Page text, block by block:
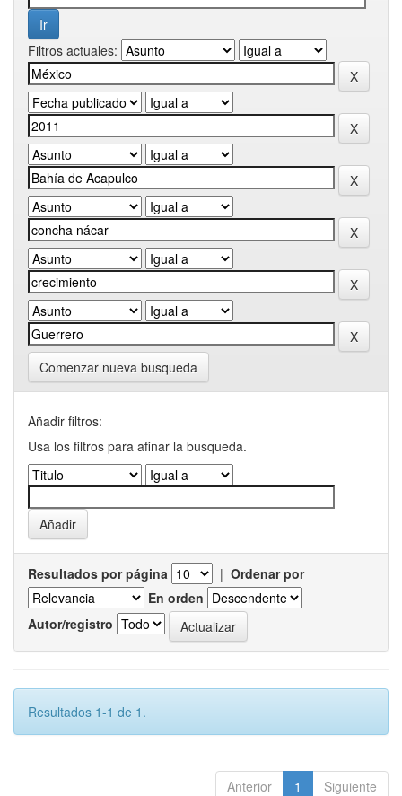
Filtros actuales:
Comenzar nueva busqueda
Añadir filtros:
Usa los filtros para afinar la busqueda.
Resultados por página | Ordenar por
En orden
Autor/registro
Resultados 1-1 de 1.
Anterior 1 Siguiente